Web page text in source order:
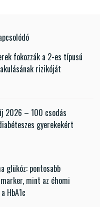
fokozzák a 2-es típusú
rizikóját
2026 – 100 csodás
gyerekekért
glükóz: pontosabb
mint az éhomi
HbA1c